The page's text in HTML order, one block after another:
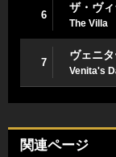
6
ザ・ヴィ
The Villa
7
ヴェニ
Venita's
関連ページ